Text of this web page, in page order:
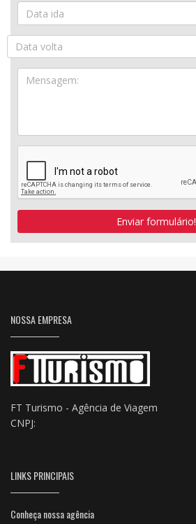
Enviar formulário!
NOSSA EMPRESA
FT Turismo - Agência de Viagem
CNPJ:
LINKS PRINCIPAIS
Conheça nossa agência